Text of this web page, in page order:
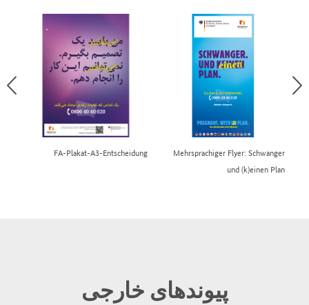
Mehrsprachiger Flyer: Schwanger
und (k)einen Plan
FA-Plakat-A3-Entscheidung
پیوندهای خارجی